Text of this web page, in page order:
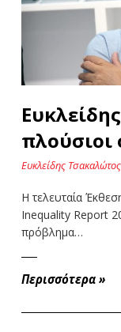
Ευκλείδης Τσακαλώτος
Η τελευταία
Inequality Report
πρόβλημα…
Περισσότερα »